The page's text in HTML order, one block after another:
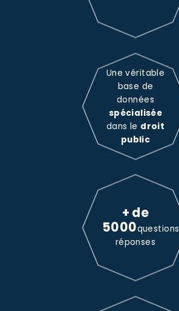
Une véritable
base de
données
spécialisée
dans le droit
public
+ de
5000questions
réponses